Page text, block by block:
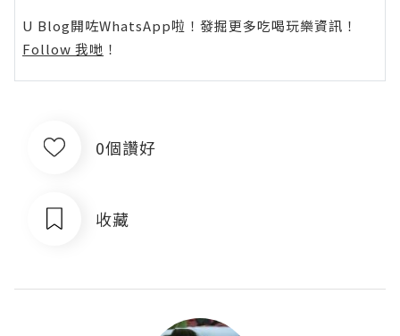
U Blog開咗WhatsApp啦！發掘更多吃喝玩樂資訊！
Follow 我哋 ！
0個讚好
收藏